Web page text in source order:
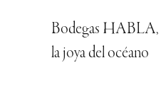
Bodegas HABLA,
la joya del océano